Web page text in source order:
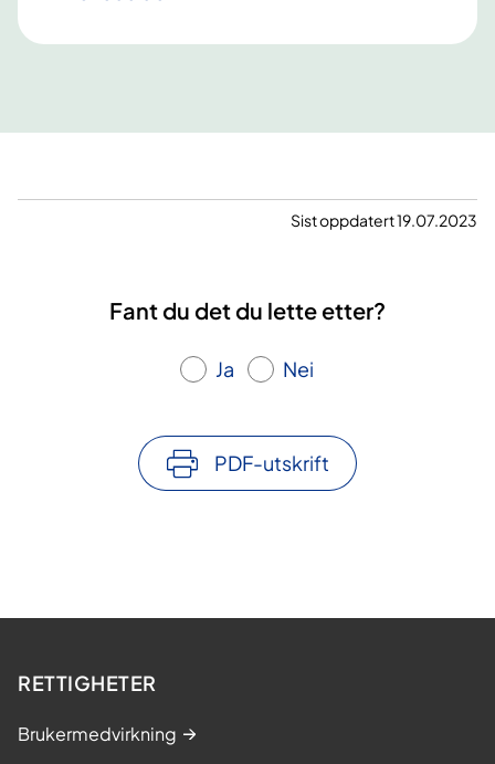
Sist oppdatert 19.07.2023
Fant du det du lette etter?
Ja Nei
PDF-utskrift
RETTIGHETER
Brukermedvirkning